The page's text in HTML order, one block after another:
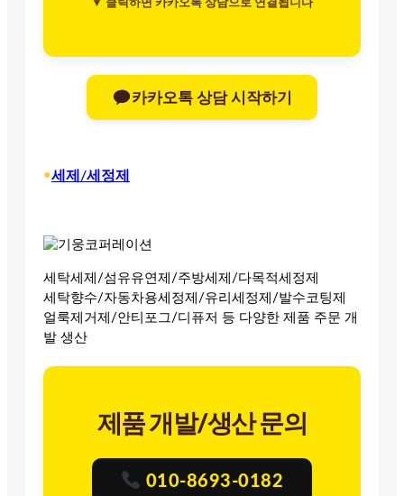
▼ 클릭하면 카카오톡 상담으로 연결됩니다
카카오톡 상담 시작하기
•세제/세정제
세탁세제/섬유유연제/주방세제/다목적세정제
세탁향수/자동차용세정제/유리세정제/발수코팅제
얼룩제거제/안티포그/디퓨저 등 다양한 제품 주문 개
발 생산
제품 개발/생산 문의
010-8693-0182